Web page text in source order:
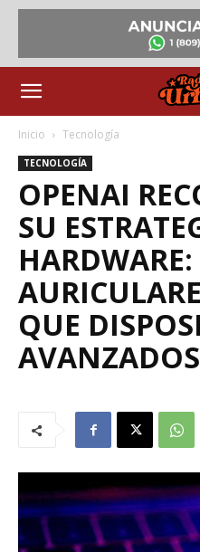
Inicio Tecnología
TECNOLOGÍA
OPENAI
SU
HARDWARE:
QUE